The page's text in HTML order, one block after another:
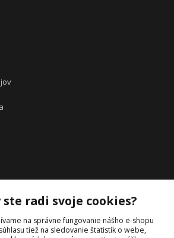
14 hod.)
ste radi svoje cookies?
na správne fungovanie nášho e-shopu
tiež na sledovanie štatistík o webe,